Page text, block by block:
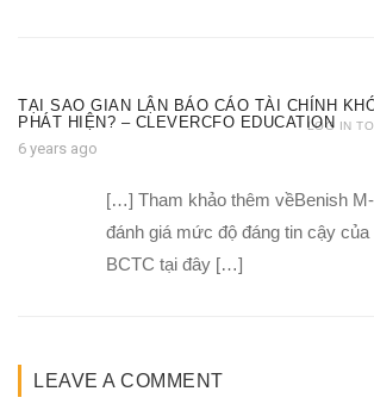
TẠI SAO GIAN LẬN BÁO CÁO TÀI CHÍNH
PHÁT HIỆN? – CLEVERCFO EDUCATION
6 years ago
LOG IN
[…] Tham khảo thêm vềBenish
đánh giá mức độ đáng tin cậy của
BCTC tại đây […]
LEAVE A COMMENT